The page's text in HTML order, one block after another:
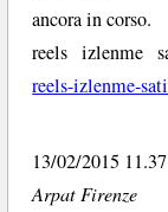
ancora in corso.
reels izlenme
reels-izlenme-
13/02/2015 11.37
Arpat Firenze